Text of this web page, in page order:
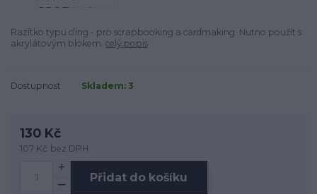
Razítko typu cling - pro scrapbooking a cardmaking. Nutno použít s
akrylátovým blokem. celý popis
Dostupnost Skladem: 3
130 Kč
107 Kč bez DPH
Přidat do košíku